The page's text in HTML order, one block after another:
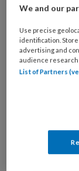
Ja, ik
van
Uw
uw profiel in
?
We and our
Use precise
identification.
advertising and
audience research
List of Partners